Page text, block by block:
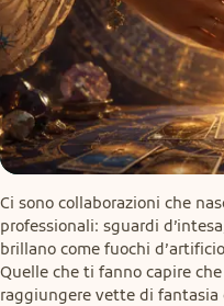
Ci sono collaborazioni che
professionali: sguardi
brillano come fuochi
Quelle che ti fanno capire
raggiungere vette di fantasia